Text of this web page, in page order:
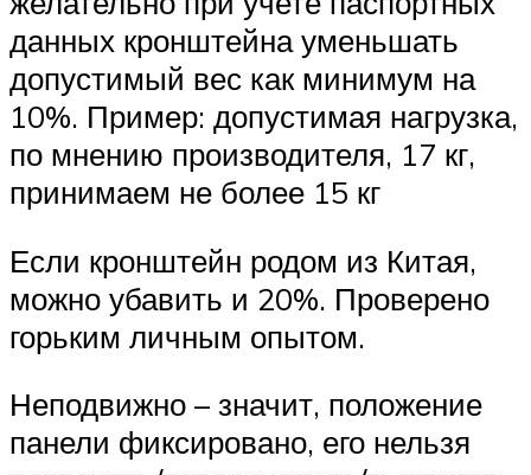
данных кронштейна уменьшать
допустимый вес как минимум на
10%. Пример: допустимая нагрузка,
по мнению производителя, 17 кг,
принимаем не более 15 кг
Если кронштейн родом из Китая,
можно убавить и 20%. Проверено
горьким личным опытом.
Неподвижно – значит, положение
панели фиксировано, его нельзя